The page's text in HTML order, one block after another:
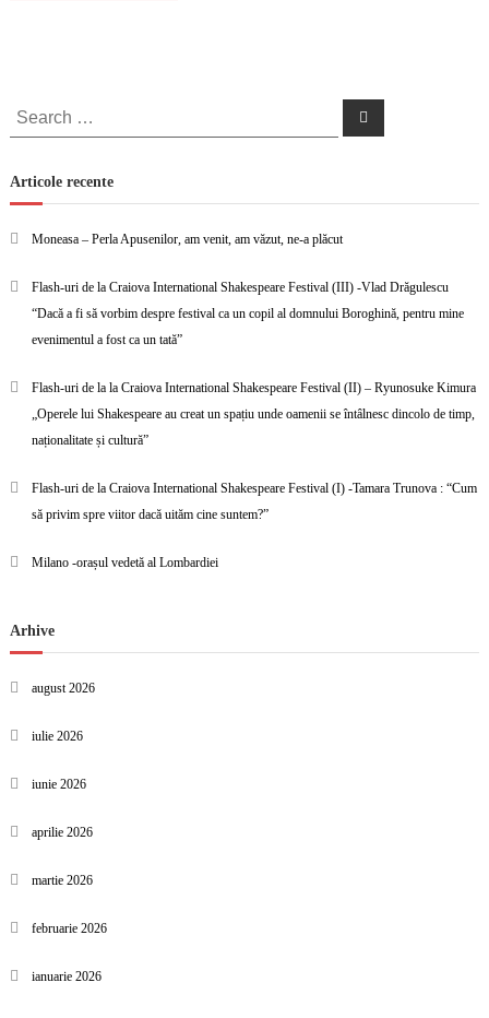
Search
for:
Search
Articole recente
Moneasa – Perla Apusenilor, am venit, am văzut, ne-a plăcut
Flash-uri de la Craiova International Shakespeare Festival (III) -Vlad Drăgulescu
“Dacă a fi să vorbim despre festival ca un copil al domnului Boroghină, pentru mine
evenimentul a fost ca un tată”
Flash-uri de la la Craiova International Shakespeare Festival (II) – Ryunosuke Kimura
„Operele lui Shakespeare au creat un spațiu unde oamenii se întâlnesc dincolo de timp,
naționalitate și cultură”
Flash-uri de la Craiova International Shakespeare Festival (I) -Tamara Trunova : “Cum
să privim spre viitor dacă uităm cine suntem?”
Milano -orașul vedetă al Lombardiei
Arhive
august 2026
iulie 2026
iunie 2026
aprilie 2026
martie 2026
februarie 2026
ianuarie 2026